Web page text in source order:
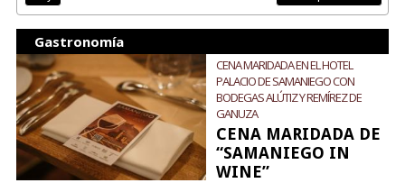
Gastronomía
CENA MARIDADA EN EL HOTEL
PALACIO DE SAMANIEGO CON
BODEGAS ALÚTIZ Y REMÍREZ DE
GANUZA
CENA MARIDADA DE
“SAMANIEGO IN
WINE”